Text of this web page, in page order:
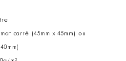
carré (45mm x 45mm) ou